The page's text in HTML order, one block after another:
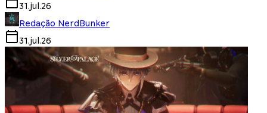
31.jul.26
Redação NerdBunker
31.jul.26